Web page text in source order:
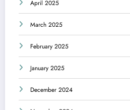
April 2025
March 2025
February 2025
January 2025
December 2024